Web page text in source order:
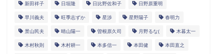
新田祥子 日垣隆 日比野佐和子 日野原重明
早川義夫 旺季志ずか 星渉 星野陽子 春明力
景山民夫 晴山陽一 曽根原久司 月野るな( 木暮太一
木村秋則 木村耕一 本多信一 本田健 本田直之